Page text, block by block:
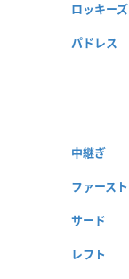
ロッキーズ
パドレス
中継ぎ
ファースト
サード
レフト